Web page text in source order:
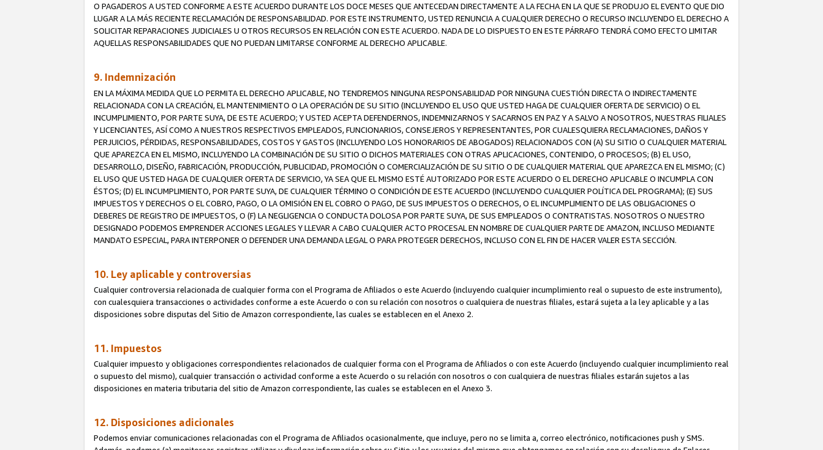
O PAGADEROS A USTED CONFORME A ESTE ACUERDO DURANTE LOS DOCE MESES QUE ANTECEDAN DIRECTAMENTE A LA FECHA EN LA QUE SE PRODUJO EL EVENTO QUE DIO
LUGAR A LA MÁS RECIENTE RECLAMACIÓN DE RESPONSABILIDAD. POR ESTE INSTRUMENTO, USTED RENUNCIA A CUALQUIER DERECHO O RECURSO INCLUYENDO EL DERECHO A
SOLICITAR REPARACIONES JUDICIALES U OTROS RECURSOS EN RELACIÓN CON ESTE ACUERDO. NADA DE LO DISPUESTO EN ESTE PÁRRAFO TENDRÁ COMO EFECTO LIMITAR
AQUELLAS RESPONSABILIDADES QUE NO PUEDAN LIMITARSE CONFORME AL DERECHO APLICABLE.
9. Indemnización
EN LA MÁXIMA MEDIDA QUE LO PERMITA EL DERECHO APLICABLE, NO TENDREMOS NINGUNA RESPONSABILIDAD POR NINGUNA CUESTIÓN DIRECTA O INDIRECTAMENTE
RELACIONADA CON LA CREACIÓN, EL MANTENIMIENTO O LA OPERACIÓN DE SU SITIO (INCLUYENDO EL USO QUE USTED HAGA DE CUALQUIER OFERTA DE SERVICIO) O EL
INCUMPLIMIENTO, POR PARTE SUYA, DE ESTE ACUERDO; Y USTED ACEPTA DEFENDERNOS, INDEMNIZARNOS Y SACARNOS EN PAZ Y A SALVO A NOSOTROS, NUESTRAS FILIALES
Y LICENCIANTES, ASÍ COMO A NUESTROS RESPECTIVOS EMPLEADOS, FUNCIONARIOS, CONSEJEROS Y REPRESENTANTES, POR CUALESQUIERA RECLAMACIONES, DAÑOS Y
PERJUICIOS, PÉRDIDAS, RESPONSABILIDADES, COSTOS Y GASTOS (INCLUYENDO LOS HONORARIOS DE ABOGADOS) RELACIONADOS CON (A) SU SITIO O CUALQUIER MATERIAL
QUE APAREZCA EN EL MISMO, INCLUYENDO LA COMBINACIÓN DE SU SITIO O DICHOS MATERIALES CON OTRAS APLICACIONES, CONTENIDO, O PROCESOS; (B) EL USO,
DESARROLLO, DISEÑO, FABRICACIÓN, PRODUCCIÓN, PUBLICIDAD, PROMOCIÓN O COMERCIALIZACIÓN DE SU SITIO O DE CUALQUIER MATERIAL QUE APAREZCA EN EL MISMO; (C)
EL USO QUE USTED HAGA DE CUALQUIER OFERTA DE SERVICIO, YA SEA QUE EL MISMO ESTÉ AUTORIZADO POR ESTE ACUERDO O EL DERECHO APLICABLE O INCUMPLA CON
ÉSTOS; (D) EL INCUMPLIMIENTO, POR PARTE SUYA, DE CUALQUIER TÉRMINO O CONDICIÓN DE ESTE ACUERDO (INCLUYENDO CUALQUIER POLÍTICA DEL PROGRAMA); (E) SUS
IMPUESTOS Y DERECHOS O EL COBRO, PAGO, O LA OMISIÓN EN EL COBRO O PAGO, DE SUS IMPUESTOS O DERECHOS, O EL INCUMPLIMIENTO DE LAS OBLIGACIONES O
DEBERES DE REGISTRO DE IMPUESTOS, O (F) LA NEGLIGENCIA O CONDUCTA DOLOSA POR PARTE SUYA, DE SUS EMPLEADOS O CONTRATISTAS. NOSOTROS O NUESTRO
DESIGNADO PODEMOS EMPRENDER ACCIONES LEGALES Y LLEVAR A CABO CUALQUIER ACTO PROCESAL EN NOMBRE DE CUALQUIER PARTE DE AMAZON, INCLUSO MEDIANTE
MANDATO ESPECIAL, PARA INTERPONER O DEFENDER UNA DEMANDA LEGAL O PARA PROTEGER DERECHOS, INCLUSO CON EL FIN DE HACER VALER ESTA SECCIÓN.
10. Ley aplicable y controversias
Cualquier controversia relacionada de cualquier forma con el Programa de Afiliados o este Acuerdo (incluyendo cualquier incumplimiento real o supuesto de este instrumento),
con cualesquiera transacciones o actividades conforme a este Acuerdo o con su relación con nosotros o cualquiera de nuestras filiales, estará sujeta a la ley aplicable y a las
disposiciones sobre disputas del Sitio de Amazon correspondiente, las cuales se establecen en el Anexo 2.
11. Impuestos
Cualquier impuesto y obligaciones correspondientes relacionados de cualquier forma con el Programa de Afiliados o con este Acuerdo (incluyendo cualquier incumplimiento real
o supuesto del mismo), cualquier transacción o actividad conforme a este Acuerdo o su relación con nosotros o con cualquiera de nuestras filiales estarán sujetos a las
disposiciones en materia tributaria del sitio de Amazon correspondiente, las cuales se establecen en el Anexo 3.
12. Disposiciones adicionales
Podemos enviar comunicaciones relacionadas con el Programa de Afiliados ocasionalmente, que incluye, pero no se limita a, correo electrónico, notificaciones push y SMS.